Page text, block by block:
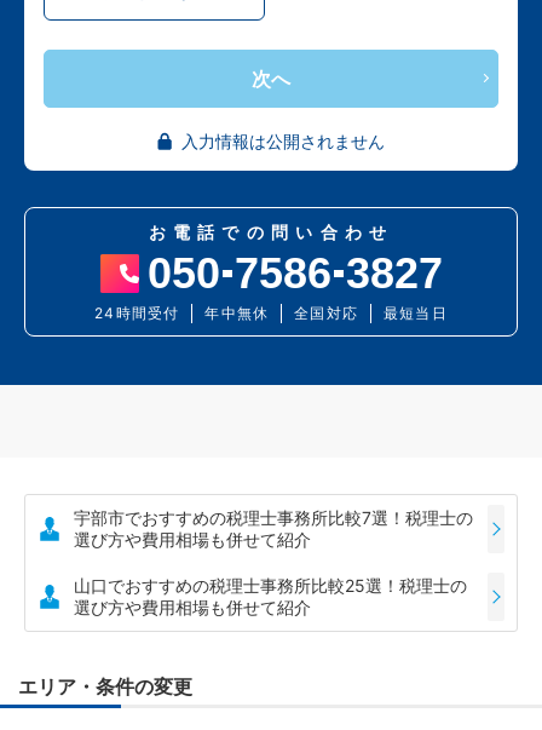
次へ
入力情報は公開されません
お電話での問い合わせ
050 7586 3827
24時間受付 年中無休 全国対応 最短当日
宇部市でおすすめの税理士事務所比較7選！税理士の
選び方や費用相場も併せて紹介
山口でおすすめの税理士事務所比較25選！税理士の
選び方や費用相場も併せて紹介
エリア・条件の変更